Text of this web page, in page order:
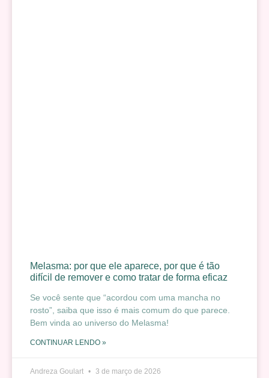
Melasma: por que ele aparece, por que é tão
difícil de remover e como tratar de forma eficaz
Se você sente que “acordou com uma mancha no
rosto”, saiba que isso é mais comum do que parece.
Bem vinda ao universo do Melasma!
CONTINUAR LENDO »
Andreza Goulart 3 de março de 2026